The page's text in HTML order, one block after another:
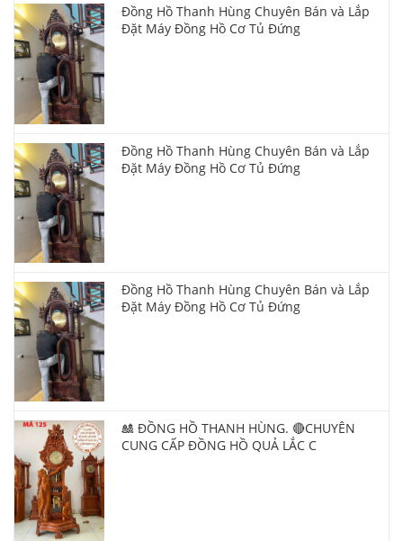
Đồng Hồ Thanh Hùng Chuyên Bán và Lắp
Đặt Máy Đồng Hồ Cơ Tủ Đứng
Đồng Hồ Thanh Hùng Chuyên Bán và Lắp
Đặt Máy Đồng Hồ Cơ Tủ Đứng
Đồng Hồ Thanh Hùng Chuyên Bán và Lắp
Đặt Máy Đồng Hồ Cơ Tủ Đứng
🎎 ĐỒNG HỒ THANH HÙNG. 🔴CHUYÊN
CUNG CẤP ĐỒNG HỒ QUẢ LẮC C